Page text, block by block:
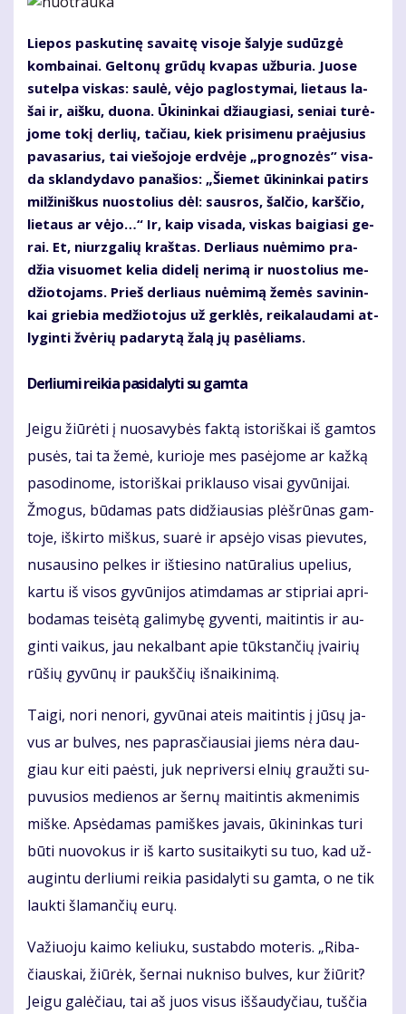
Lie­pos pas­ku­ti­nę sa­vai­tę vi­so­je ša­ly­je su­dūz­gė
kom­bai­nai. Gel­to­nų grū­dų kva­pas už­bu­ria. Juo­se
su­tel­pa vis­kas: sau­lė, vė­jo pa­glos­ty­mai, lie­taus la­
šai ir, aiš­ku, duo­na. Ūki­nin­kai džiau­gia­si, se­niai tu­rė­
jo­me to­kį der­lių, ta­čiau, kiek pri­si­me­nu pra­ėju­sius
pa­va­sa­rius, tai vie­šo­jo­je erd­vė­je „prog­no­zės” vi­sa­
da sklan­dy­da­vo pa­na­šios: „Šie­met ūki­nin­kai pa­tirs
mil­ži­niš­kus nuos­to­lius dėl: saus­ros, šal­čio, karš­čio,
lie­taus ar vė­jo…“ Ir, kaip vi­sa­da, vis­kas bai­gia­si ge­
rai. Et, niurz­ga­lių kraš­tas. Der­liaus nu­ė­mi­mo pra­
džia vi­suo­met ke­lia di­de­lį ne­ri­mą ir nuos­to­lius me­
džio­to­jams. Prieš der­liaus nu­ė­mi­mą že­mės sa­vi­nin­
kai grie­bia me­džio­to­jus už ger­klės, rei­ka­lau­da­mi at­
ly­gin­ti žvė­rių pa­da­ry­tą ža­lą jų pa­sė­liams.
Derliu­mi rei­kia pa­si­da­ly­ti su gam­ta
Jei­gu žiū­rė­ti į nuo­sa­vy­bės fak­tą is­to­riš­kai iš gam­tos
pu­sės, tai ta že­mė, ku­rio­je mes pa­sė­jo­me ar kaž­ką
pa­so­di­no­me, is­to­riš­kai pri­klau­so vi­sai gy­vū­ni­jai.
Žmo­gus, bū­da­mas pats di­džiau­sias plėš­rū­nas gam­
to­je, iš­kir­to miš­kus, su­arė ir ap­sė­jo vi­sas pie­vu­tes,
nu­sau­si­no pel­kes ir iš­tie­si­no na­tū­ra­lius upe­lius,
kar­tu iš vi­sos gy­vū­ni­jos at­im­da­mas ar stip­riai ap­ri­
bo­da­mas tei­sė­tą ga­li­my­bę gy­ven­ti, mai­tin­tis ir au­
gin­ti vai­kus, jau ne­kal­bant apie tūks­tan­čių įvai­rių
rū­šių gy­vū­nų ir paukš­čių iš­nai­ki­ni­mą.
Tai­gi, no­ri ne­no­ri, gy­vū­nai at­eis mai­tin­tis į jū­sų ja­
vus ar bul­ves, nes pa­pras­čiau­siai jiems nė­ra dau­
giau kur ei­ti pa­ės­ti, juk ne­pri­ver­si el­nių grauž­ti su­
pu­vu­sios me­die­nos ar šer­nų mai­tin­tis ak­me­ni­mis
miš­ke. Ap­sė­da­mas pa­miš­kes ja­vais, ūki­nin­kas tu­ri
bū­ti nuo­vo­kus ir iš kar­to su­si­tai­ky­ti su tuo, kad už­
au­gin­tu der­liu­mi rei­kia pa­si­da­ly­ti su gam­ta, o ne tik
lauk­ti šla­man­čių eu­rų.
Va­žiuo­ju kai­mo ke­liu­ku, su­stab­do mo­te­ris. „Ri­ba­
čiaus­kai, žiū­rėk, šer­nai nu­kni­so bul­ves, kur žiū­rit?
Jei­gu ga­lė­čiau, tai aš juos vi­sus iš­šau­dy­čiau, tuš­čia